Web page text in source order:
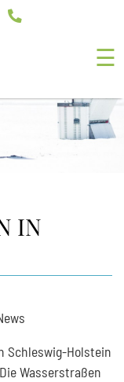
☰
IN
Schleswig-Holstein
Wasserstraßen